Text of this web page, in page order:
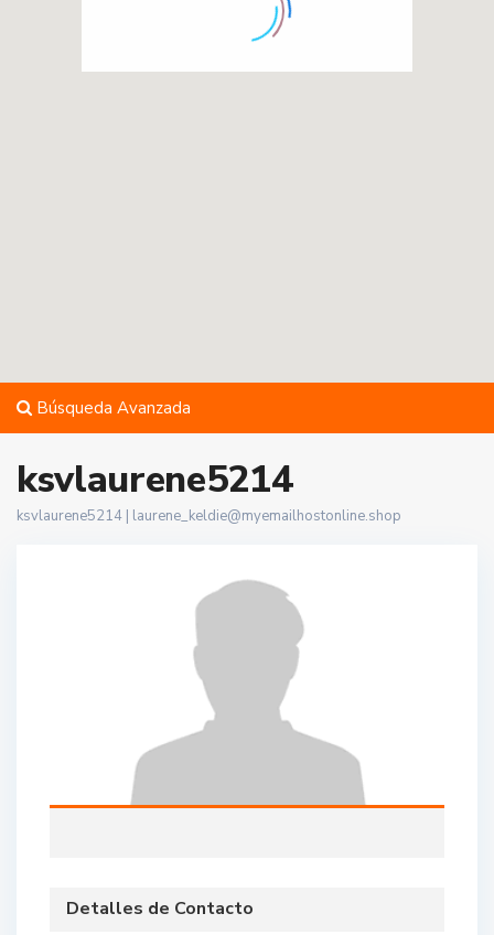
Búsqueda Avanzada
ksvlaurene5214
ksvlaurene5214 | laurene_keldie@myemailhostonline.shop
Detalles de Contacto